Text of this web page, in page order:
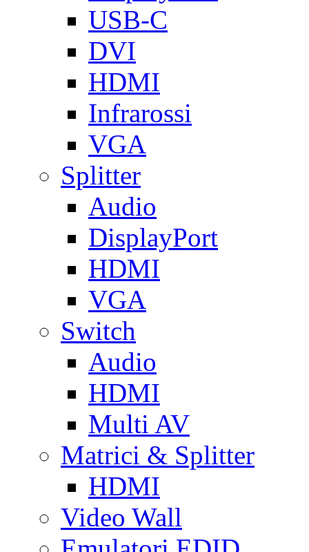
USB-C
DVI
HDMI
Infrarossi
VGA
Splitter
Audio
DisplayPort
HDMI
VGA
Switch
Audio
HDMI
Multi AV
Matrici & Splitter
HDMI
Video Wall